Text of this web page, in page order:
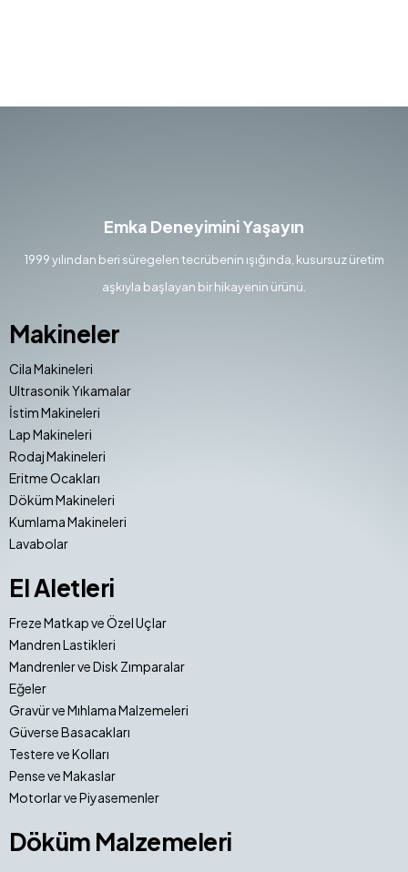
Emka Deneyimini Yaşayın
1999 yılından beri süregelen tecrübenin ışığında, kusursuz üretim
aşkıyla başlayan bir hikayenin ürünü.
Makineler
Cila Makineleri
Ultrasonik Yıkamalar
İstim Makineleri
Lap Makineleri
Rodaj Makineleri
Eritme Ocakları
Döküm Makineleri
Kumlama Makineleri
Lavabolar
El Aletleri
Freze Matkap ve Özel Uçlar
Mandren Lastikleri
Mandrenler ve Disk Zımparalar
Eğeler
Gravür ve Mıhlama Malzemeleri
Güverse Basacakları
Testere ve Kolları
Pense ve Makaslar
Motorlar ve Piyasemenler
Döküm Malzemeleri